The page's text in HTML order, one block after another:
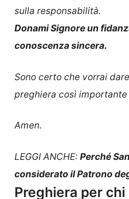
sulla responsabilità.
Donami Signore un
conoscenza sincera.
Sono certo che vorrai
preghiera così
Amen.
LEGGI ANCHE: Perché
considerato il Patrono
Preghiera per